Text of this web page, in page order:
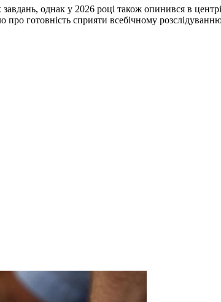
однак у 2026 році також опинився в
готовність сприяти всебічному